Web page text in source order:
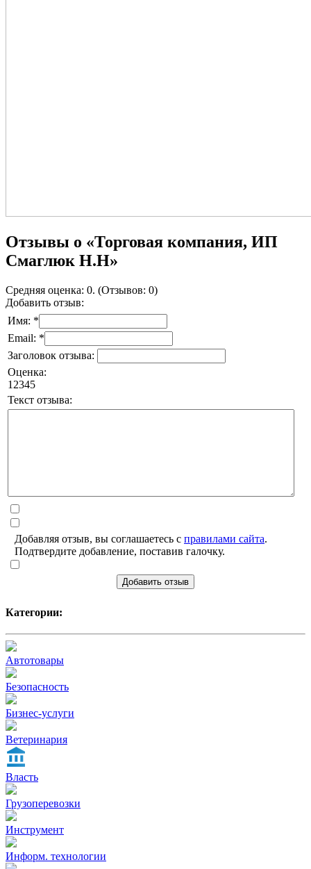
Отзывы о «Торговая компания, ИП
Смаглюк Н.Н»
Средняя оценка: 0. (Отзывов: 0)
Добавить отзыв:
Имя: *
Email: *
Заголовок отзыва:
Оценка:
1 2345
Текст отзыва:
Добавляя отзыв, вы соглашаетесь с правилами сайта.
Подтвердите добавление, поставив галочку.
Добавить отзыв
Категории:
Автотовары
Безопасность
Бизнес-услуги
Ветеринария
Власть
Грузоперевозки
Инструмент
Информ. технологии